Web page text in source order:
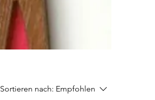
Sortieren nach: Empfohlen